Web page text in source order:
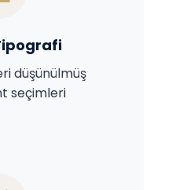
düşünülmüş
seçimleri